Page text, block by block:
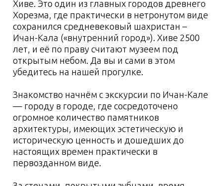
пригороду Бухары, переезд к
озеру Айдаркуль
4 день: переезд в Самарканд
5 день: экскурсия по
приготовлению плова
6 день: Фанские горы,
переезд к озеру Искандеркуль
7 день: прогулка к озеру
Змеиное, водопаду
Искандеркуль, Самарканд